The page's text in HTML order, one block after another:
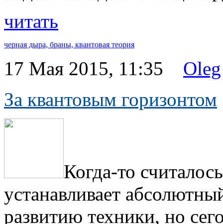
читать
черная дыра, браны, квантовая теория
17 Мая 2015, 11:35 Oleg
За квантовым горизонтом
Когда-то
устанавливает
развитию техники, но